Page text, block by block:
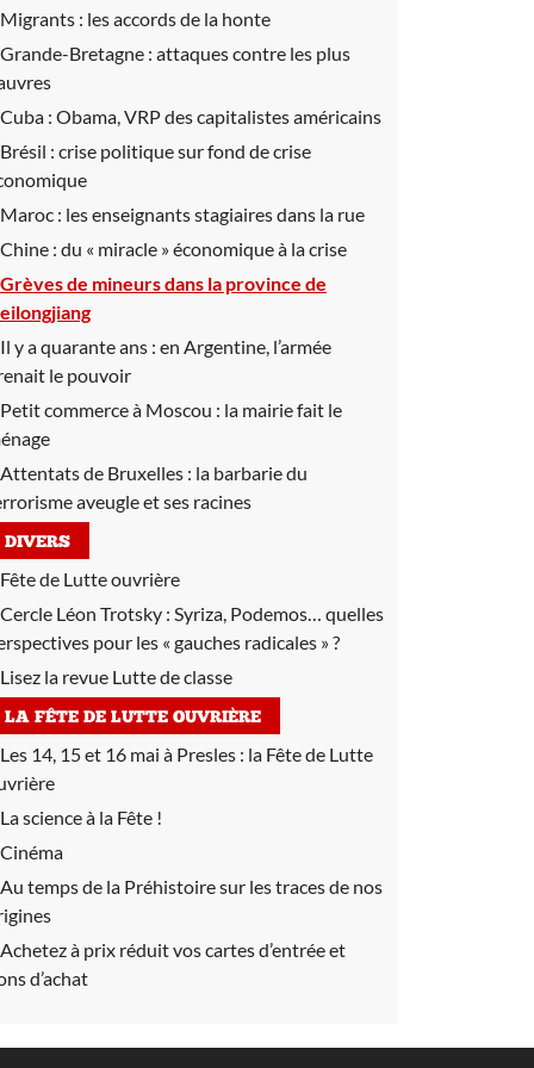
Migrants : les accords de la honte
Grande-Bretagne : attaques contre les plus
Cuba : Obama, VRP des capitalistes américains
Brésil : crise politique sur fond de crise
Maroc : les enseignants stagiaires dans la rue
Chine : du « miracle » économique à la crise
Grèves de mineurs dans la province de
Il y a quarante ans : en Argentine, l’armée
le pouvoir
Petit commerce à Moscou : la mairie fait le
Attentats de Bruxelles : la barbarie du
aveugle et ses racines
DIVERS
Fête de Lutte ouvrière
Cercle Léon Trotsky : Syriza, Podemos… quelles
pour les « gauches radicales » ?
Lisez la revue Lutte de classe
LA FÊTE DE LUTTE OUVRIÈRE
Les 14, 15 et 16 mai à Presles : la Fête de Lutte
La science à la Fête !
Cinéma
Au temps de la Préhistoire sur les traces de nos
Achetez à prix réduit vos cartes d’entrée et
d’achat